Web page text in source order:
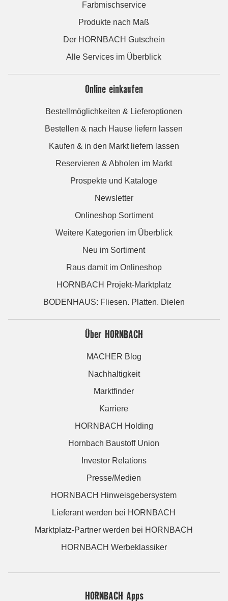
Farbmischservice
Produkte nach Maß
Der HORNBACH Gutschein
Alle Services im Überblick
Online einkaufen
Bestellmöglichkeiten & Lieferoptionen
Bestellen & nach Hause liefern lassen
Kaufen & in den Markt liefern lassen
Reservieren & Abholen im Markt
Prospekte und Kataloge
Newsletter
Onlineshop Sortiment
Weitere Kategorien im Überblick
Neu im Sortiment
Raus damit im Onlineshop
HORNBACH Projekt-Marktplatz
BODENHAUS: Fliesen. Platten. Dielen
Über HORNBACH
MACHER Blog
Nachhaltigkeit
Marktfinder
Karriere
HORNBACH Holding
Hornbach Baustoff Union
Investor Relations
Presse/Medien
HORNBACH Hinweisgebersystem
Lieferant werden bei HORNBACH
Marktplatz-Partner werden bei HORNBACH
HORNBACH Werbeklassiker
HORNBACH Apps